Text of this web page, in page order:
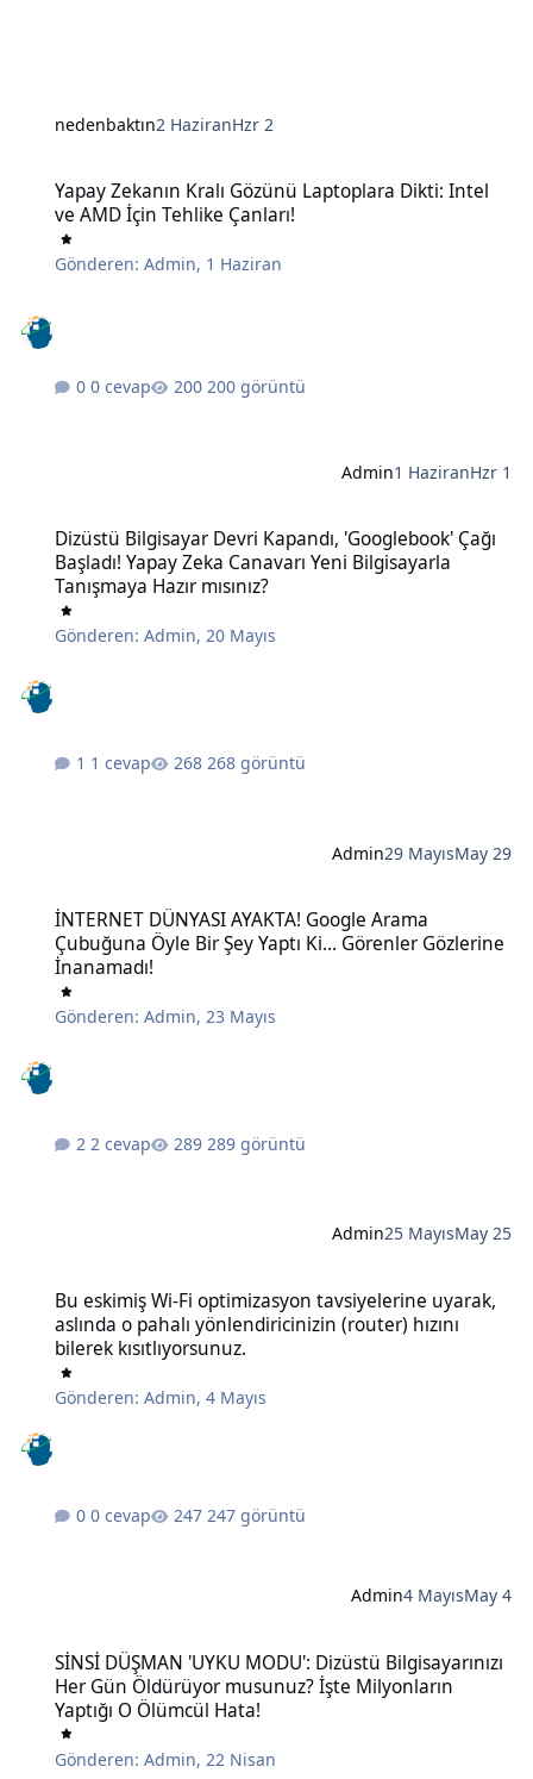
nedenbaktın2 HaziranHzr 2
Yapay Zekanın Kralı Gözünü Laptoplara Dikti: Intel
ve AMD İçin Tehlike Çanları!
Gönderen:Admin, 1 Haziran
0 cevap 200 görüntü
Admin1 HaziranHzr 1
Dizüstü Bilgisayar Devri Kapandı, 'Googlebook' Çağı
Başladı! Yapay Zeka Canavarı Yeni Bilgisayarla
Tanışmaya Hazır mısınız?
Gönderen:Admin,20 Mayıs
1 cevap 268 görüntü
Admin29 MayısMay 29
İNTERNET DÜNYASI AYAKTA! Google Arama
Çubuğuna Öyle Bir Şey Yaptı Ki... Görenler Gözlerine
İnanamadı!
Gönderen:Admin,23 Mayıs
2 cevap 289 görüntü
Admin25 MayısMay 25
Bu eskimiş Wi-Fi optimizasyon tavsiyelerine uyarak,
aslında o pahalı yönlendiricinizin (router) hızını
bilerek kısıtlıyorsunuz.
Gönderen:Admin,4 Mayıs
0 cevap 247 görüntü
Admin4 MayısMay 4
SİNSİ DÜŞMAN 'UYKU MODU': Dizüstü Bilgisayarınızı
Her Gün Öldürüyor musunuz? İşte Milyonların
Yaptığı O Ölümcül Hata!
Gönderen:Admin, 22 Nisan